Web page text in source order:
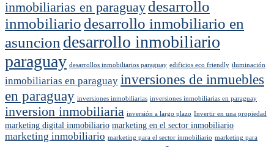
inmobiliarias en paraguay desarrollo
inmobiliario desarrollo inmobiliario en
asuncion desarrollo inmobiliario
paraguay desarrollos inmobiliarios paraguay edificios eco friendly iluminación
inmobiliarias en paraguay inversiones de inmuebles
en paraguay inversiones inmobiliarias inversiones inmobiliarias en paraguay
inversion inmobiliaria inversión a largo plazo Invertir en una propiedad
marketing digital inmobiliario marketing en el sector inmobiliario
marketing inmobiliario marketing para el sector inmobiliario marketing para